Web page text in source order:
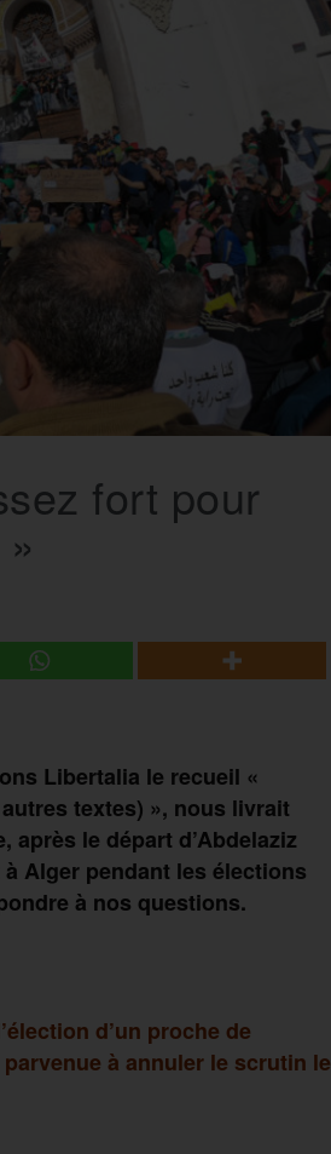
fort pour
Libertalia le recueil «
textes) », nous livrait
après le départ d’Abdelaziz
Alger pendant les élections
à nos questions.
d’un proche de
à annuler le scrutin le